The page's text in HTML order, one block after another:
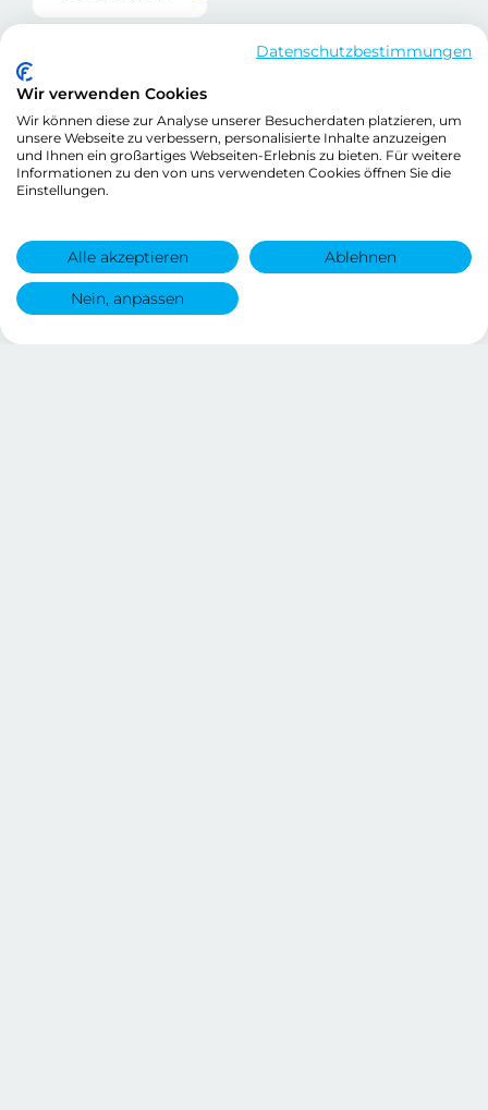
Datenschutzbestimmungen
Wir verwenden Cookies
Wir können diese zur Analyse unserer Besucherdaten platzieren, um
unsere Webseite zu verbessern, personalisierte Inhalte anzuzeigen
und Ihnen ein großartiges Webseiten-Erlebnis zu bieten. Für weitere
Informationen zu den von uns verwendeten Cookies öffnen Sie die
Einstellungen.
Alle akzeptieren Ablehnen
Nein, anpassen